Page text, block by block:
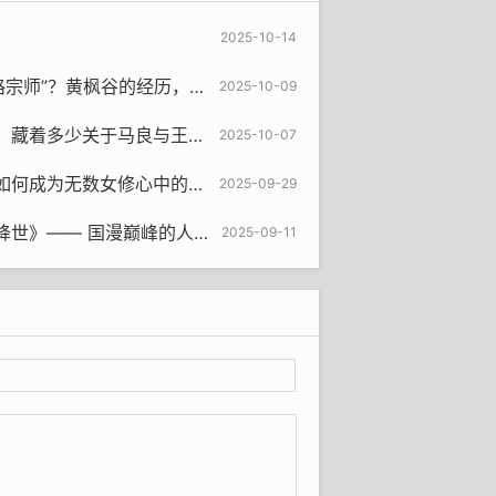
2025-10-14
2025-10-09
历，藏着他极致清醒的求道逻辑
2025-10-07
良与王林的回忆？（红蝶自诉）
2025-09-29
无数女修心中的完美恋人？
2025-09-11
国漫巅峰的人物故事深度解析